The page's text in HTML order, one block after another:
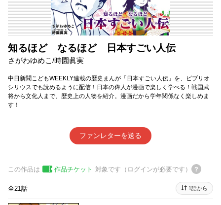
知るほど なるほど 日本すごい人伝
さがわゆめこ /時園眞実
中日新聞こどもWEEKLY連載の歴史まんが「日本すごい人伝」を、ビブリオ
シリウスでも読めるように配信！日本の偉人が漫画で楽しく学べる！戦国武
将から文化人まで、歴史上の人物を紹介。漫画だから学年関係なく楽しめま
す！
ファンレターを送る
この作品は 作品チケット 対象です（ログインが必要です）
全21話 1話から